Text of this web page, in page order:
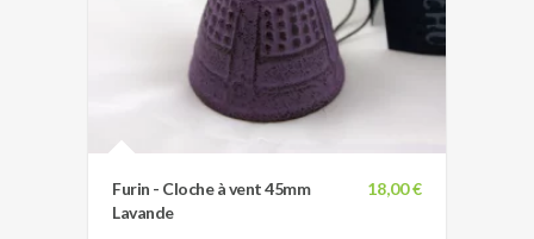
18,00 €
Furin - Cloche à vent 45mm
Lavande